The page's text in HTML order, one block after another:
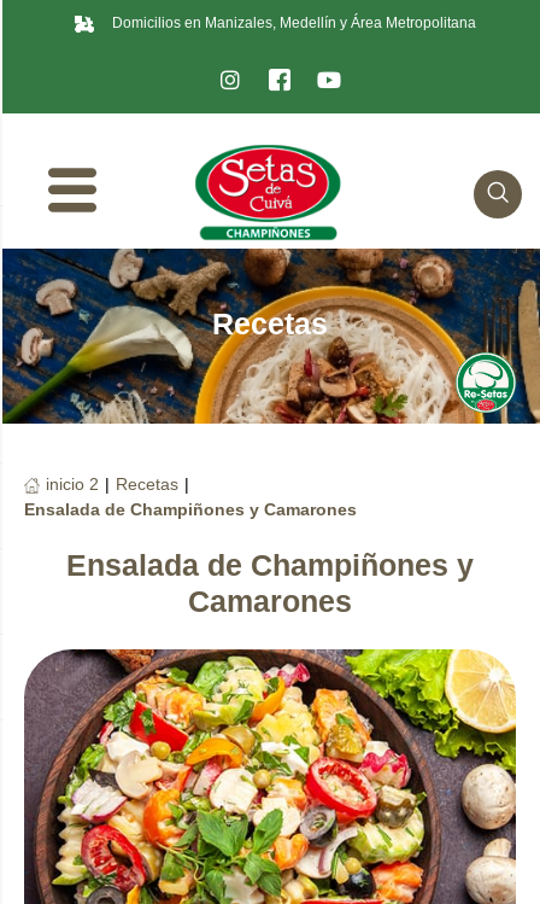
Domicilios en Manizales, Medellín y Área Metropolitana
Recetas
inicio 2 | Recetas |
Ensalada de Champiñones y Camarones
Ensalada de Champiñones y
Camarones